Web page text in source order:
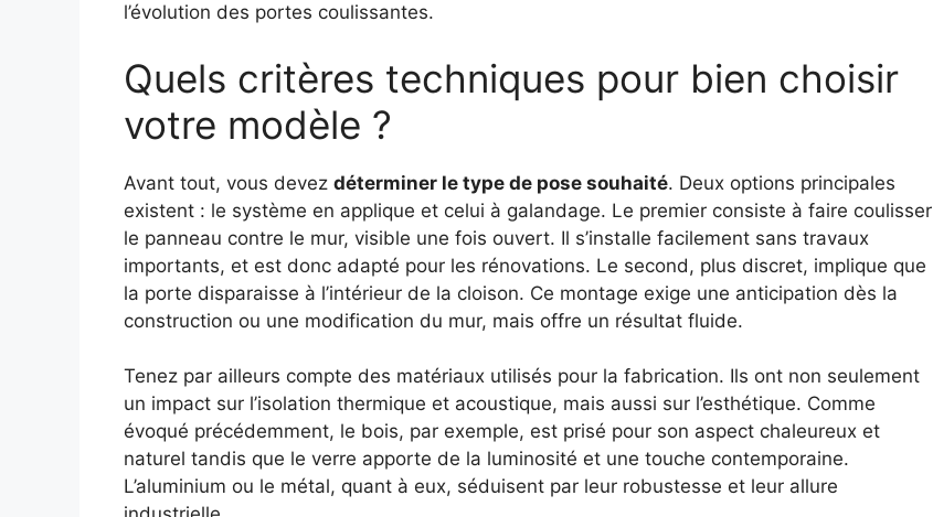
l’évolution des portes coulissantes.
Quels critères techniques pour bien choisir
votre modèle ?
Avant tout, vous devez déterminer le type de pose souhaité. Deux options principales
existent : le système en applique et celui à galandage. Le premier consiste à faire coulisser
le panneau contre le mur, visible une fois ouvert. Il s’installe facilement sans travaux
importants, et est donc adapté pour les rénovations. Le second, plus discret, implique que
la porte disparaisse à l’intérieur de la cloison. Ce montage exige une anticipation dès la
construction ou une modification du mur, mais offre un résultat fluide.
Tenez par ailleurs compte des matériaux utilisés pour la fabrication. Ils ont non seulement
un impact sur l’isolation thermique et acoustique, mais aussi sur l’esthétique. Comme
évoqué précédemment, le bois, par exemple, est prisé pour son aspect chaleureux et
naturel tandis que le verre apporte de la luminosité et une touche contemporaine.
L’aluminium ou le métal, quant à eux, séduisent par leur robustesse et leur allure